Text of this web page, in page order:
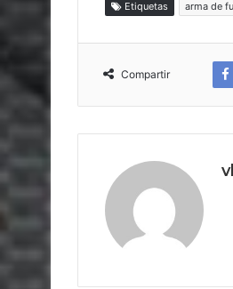
Etiquetas arma de
Compartir